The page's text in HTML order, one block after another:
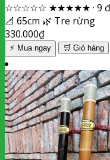
☆☆☆☆☆ ★★★★★ · 9
📐 65cm 🌿 Tre rừng
330.000₫
⚡ Mua ngay 🛒 Giỏ hàng